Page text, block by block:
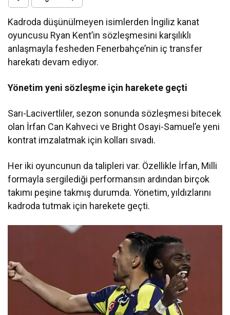
Kadroda düşünülmeyen isimlerden İngiliz kanat
oyuncusu Ryan Kent’in sözleşmesini karşılıklı
anlaşmayla fesheden Fenerbahçe’nin iç transfer
harekatı devam ediyor.
Yönetim yeni sözleşme için harekete geçti
Sarı-Lacivertliler, sezon sonunda sözleşmesi bitecek
olan İrfan Can Kahveci ve Bright Osayi-Samuel’e yeni
kontrat imzalatmak için kolları sıvadı.
Her iki oyuncunun da talipleri var. Özellikle İrfan, Milli
formayla sergilediği performansın ardından birçok
takımı peşine takmış durumda. Yönetim, yıldızlarını
kadroda tutmak için harekete geçti.